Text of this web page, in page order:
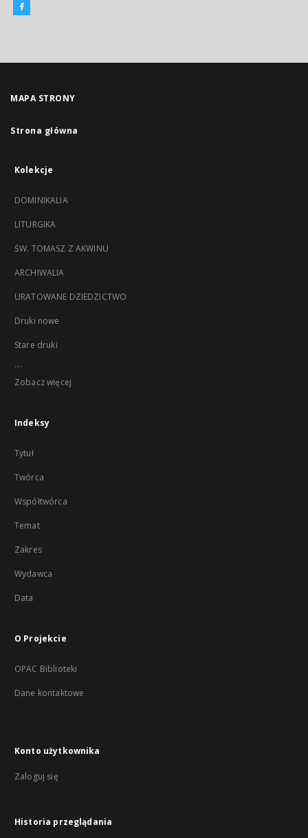
MAPA STRONY
Strona główna
Kolekcje
DOMINIKALIA
LITURGIKA
ŚW. TOMASZ Z AKWINU
ARCHIWALIA
URATOWANE DZIEDZICTWO
Druki nowe
Stare druki
...
Zobacz więcej
Indeksy
Tytuł
Twórca
Współtwórca
Temat
Zakres
Wydawca
Data
O Projekcie
OPAC Biblioteki
Dane kontaktowe
Konto użytkownika
Zaloguj się
Historia przeglądania